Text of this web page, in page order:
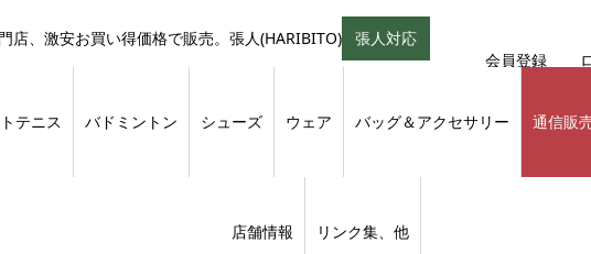
店、激安お買い得価格で販売。張人(HARIBITO) 張人対応
会員登録
テニス バドミントン シューズ ウェア バッグ＆アクセサリー 通信販
店舗情報 リンク集、他